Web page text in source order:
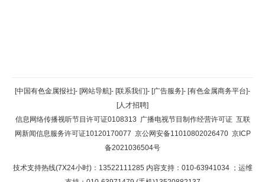
返回顶部
返回首页
[中国有色金属报社]- [网站导航]- [联系我们]- [广告服务]- [有色金属商务平台]-
[人才招聘]
信息网络传播视听节目许可证0108313 广播电视节目制作经营许可证 互联
网新闻信息服务许可证10120170077 京公网安备11010802026470 京ICP
备2021036504号
技术支持热线(7X24小时)：13522111285 内容支持：010-63941034 ；运维